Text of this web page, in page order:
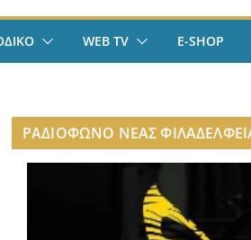
WEB TV E-SHOP
ΡΑΔΙΟΦΩΝΟ ΝΕΑΣ